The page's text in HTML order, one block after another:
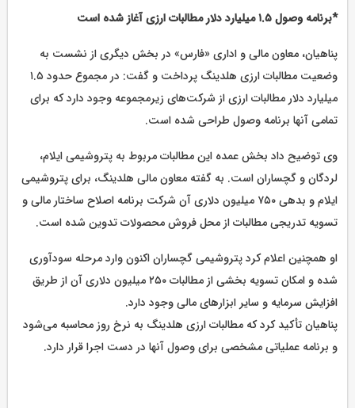
*برنامه وصول ۱.۵ میلیارد دلار مطالبات ارزی آغاز شده است
پناهیان، معاون مالی و اداری «فارس» در بخش دیگری از نشست به
وضعیت مطالبات ارزی هلدینگ پرداخت و گفت: در مجموع حدود ۱.۵
میلیارد دلار مطالبات ارزی از شرکت‌های زیرمجموعه وجود دارد که برای
تمامی آنها برنامه وصول طراحی شده است.
وی توضیح داد بخش عمده این مطالبات مربوط به پتروشیمی ایلام،
لردگان و گچساران است. به گفته معاون مالی هلدینگ، برای پتروشیمی
ایلام و بدهی ۷۵۰ میلیون دلاری آن شرکت برنامه اصلاح ساختار مالی و
تسویه تدریجی مطالبات از محل فروش محصولات تدوین شده است.
او همچنین اعلام کرد پتروشیمی گچساران اکنون وارد مرحله سودآوری
شده و امکان تسویه بخشی از مطالبات ۲۵۰ میلیون دلاری آن از طریق
افزایش سرمایه و سایر ابزارهای مالی وجود دارد.
پناهیان تأکید کرد که مطالبات ارزی هلدینگ به نرخ روز محاسبه می‌شود
و برنامه عملیاتی مشخصی برای وصول آنها در دست اجرا قرار دارد.